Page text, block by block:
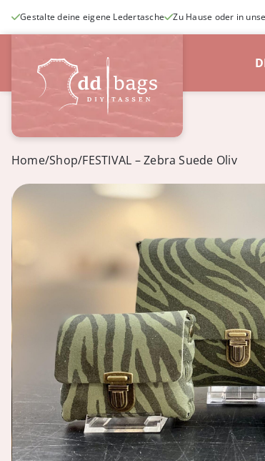
Skip
to
Gestalte deine eigene Ledertasche Zu Hause oder in
Home/Shop/FESTIVAL – Zebra Suede Oliv